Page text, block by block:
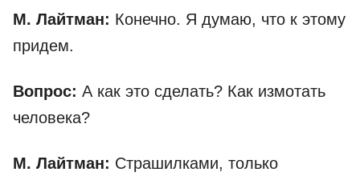
М. Лайтман: Конечно. Я думаю, что к этому
придем.
Вопрос: А как это сделать? Как измотать
человека?
М. Лайтман: Страшилками, только